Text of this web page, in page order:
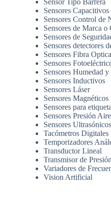
Sensor Tipo Barrera
Sensores Capacitivos
Sensores Control
Sensores de Marca o
Sensores de
Sensores detectores
Sensores Fibra Optica
Sensores
Sensores Humedad y
Sensores Inductivos
Sensores Láser
Sensores Magnéticos
Sensores para
Sensores Presión
Sensores Ultrasónicos
Tacómetros Digitales
Temporizadores
Transductor Lineal
Transmisor de Presión
Variadores de
Vision Artificial